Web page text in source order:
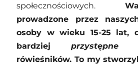
społecznościowych.
prowadzone przez
osoby w wieku 15-25 lat,
bardziej przystępne
rówieśników. To my